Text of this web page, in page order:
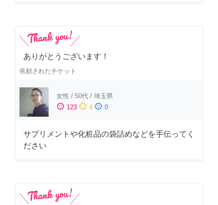
ありがとうございます！
依頼されたチケット
女性 / 50代 / 埼玉県
sentiment_satisfied 123 sentiment_neutral 4 sentiment_dissatisfied 0
サプリメントや化粧品の袋詰めなどを手伝ってく
ださい